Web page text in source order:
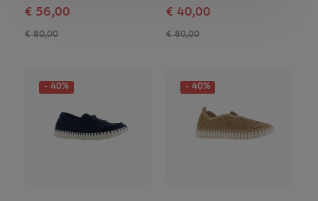
€ 56,00
€ 80,00
€ 40,00
€ 80,00
- 40% - 40%